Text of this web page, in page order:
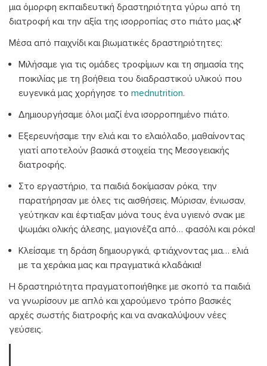
μια όμορφη εκπαιδευτική δραστηριότητα γύρω από τη
διατροφή και την αξία της ισορροπίας στο πιάτο μας.🌿
Μέσα από παιχνίδι και βιωματικές δραστηριότητες:
Μιλήσαμε για τις ομάδες τροφίμων και τη σημασία της
ποικιλίας με τη βοήθεια του διαδραστικού υλικού που
ευγενικά μας χορήγησε το mednutrition.
Δημιουργήσαμε όλοι μαζί ένα ισορροπημένο πιάτο.
Εξερευνήσαμε την ελιά και το ελαιόλαδο, μαθαίνοντας
γιατί αποτελούν βασικά στοιχεία της Μεσογειακής
διατροφής.
Στο εργαστήριο, τα παιδιά δοκίμασαν ρόκα, την
παρατήρησαν με όλες τις αισθήσεις. Μύρισαν, ένιωσαν,
γεύτηκαν και έφτιαξαν μόνα τους ένα υγιεινό σνακ με
ψωμάκι ολικής άλεσης, μαγιονέζα από… φασόλι και ρόκα!
Κλείσαμε τη δράση δημιουργικά, φτιάχνοντας μια… ελιά
με τα χεράκια μας και πραγματικά κλαδάκια!
Η δραστηριότητα πραγματοποιήθηκε με σκοπό τα παιδιά
να γνωρίσουν με απλό και χαρούμενο τρόπο βασικές
αρχές σωστής διατροφής και να ανακαλύψουν νέες
γεύσεις.